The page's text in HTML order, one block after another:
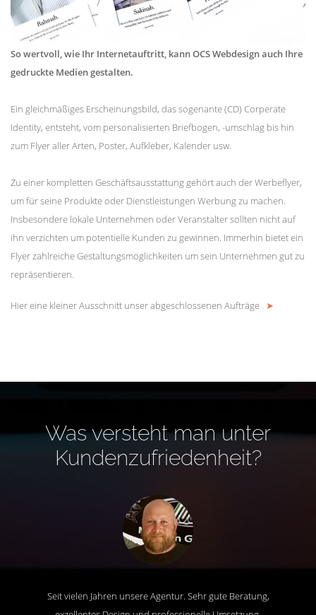
So wertvoll, wie Ihr Internetauftritt, kann OCS Webdesign auch Ihre
gedruckte Medien gestalten.
Ein gleichmäßiges Erscheinungsbild, das sogenante (CD) Corperate
Identity, entsteht, vom personalisierten Briefbogen, -umschlag bis hin
zum Flyer aller Arten, Poster, Aufkleber, Kalender usw.
Zu einer kompletten Geschäftsausstattung gehört auch der Werbeflyer,
um für seine Produkte oder Dienstleistungen Werbung zu machen.
Insbesondere lokale Unternehmen oder Veranstalter sollten nicht auf
ihn verzichten um potentielle Kunden zu gewinnen. Immerhin bietet ein
Flyer zahlreiche Gestaltungsmöglichkeiten um sein Unternehmen gut zu
repräsentieren.
Hier eine kleiner Ausschnitt unser abgeschlossenen Aufträge ➤
Was versteht man unter
Kundenzufriedenheit?
Seit vielen Jahren unsere Agentur. Sehr gute Beratung,